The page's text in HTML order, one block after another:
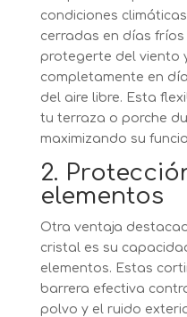
condiciones
cerradas en días
protegerte del viento
completamente en
del aire libre. Esta
tu terraza o porche
maximizando su
2.
elementos
Otra ventaja
cristal es su
elementos. Estas
barrera efectiva
polvo y el ruido